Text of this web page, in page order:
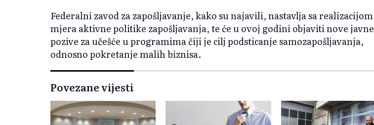
Federalni zavod za zapošljavanje, kako su najavili, nastavlja sa realizacijom
mjera aktivne politike zapošljavanja, te će u ovoj godini objaviti nove javne
pozive za učešće u programima čiji je cilj podsticanje samozapošljavanja,
odnosno pokretanje malih biznisa.
Povezane vijesti